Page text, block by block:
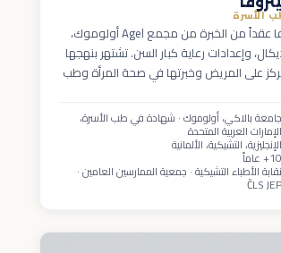
الأسرة
تنقل د. بيتروفا عقداً من الخبرة من مجمع Agel أولوموك،
وإعدادات رعاية كبار السن. تشتهر بنهجها
على المريض وخبرتها في صحة المرأة وطب
جامعة بالاكي، أولوموك · شهادة في طب الأسرة،
الإمارات العربية المتحدة
الإنجليزية، التشيكية، الألمانية
10+ عاماً
نقابة الأطباء التشيكية · جمعية الممارسين العامين ·
ČLS JEP